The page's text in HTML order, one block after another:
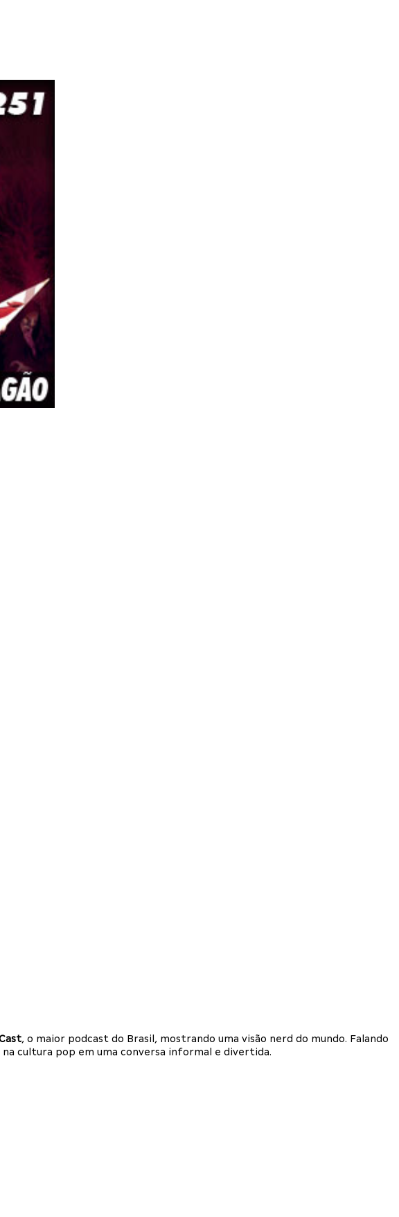
, o maior podcast do Brasil, mostrando uma visão nerd do mundo. Falando
cultura pop em uma conversa informal e divertida.